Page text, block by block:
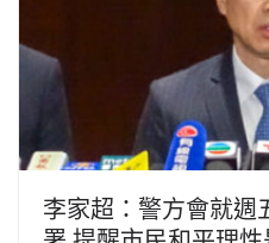
李家超：警方會就週